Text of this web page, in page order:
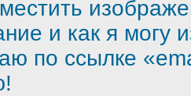
и как я могу
по ссылке